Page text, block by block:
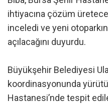
ihtiyacına çözüm
inceledi ve yeni
açılacağını duyurdu.
Büyükşehir Belediyesi
koordinasyonunda
Hastanesi’nde tespit